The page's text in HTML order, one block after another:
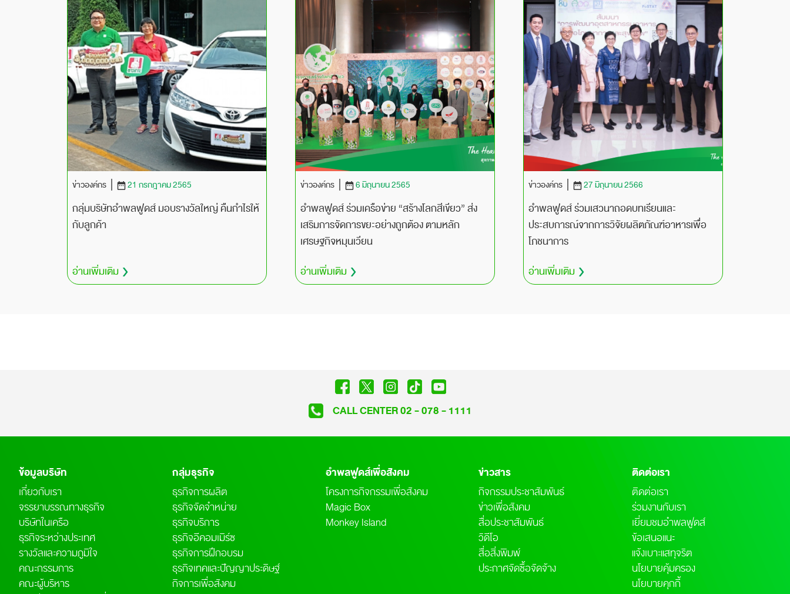
ข่าวองค์กร 21 กรกฎาคม 2565
กลุ่มบริษัทอำพลฟูดส์ มอบรางวัลใหญ่ คืนกำไรให้
กับลูกค้า
อ่านเพิ่มเติม
ข่าวองค์กร 6 มิถุนายน 2565
อำพลฟูดส์ ร่วมเครือข่าย “สร้างโลกสีเขียว” ส่ง
เสริมการจัดการขยะอย่างถูกต้อง ตามหลัก
เศรษฐกิจหมุนเวียน
อ่านเพิ่มเติม
ข่าวองค์กร 27 มิถุนายน 2566
อำพลฟูดส์ ร่วมเสวนาถอดบทเรียนและ
ประสบการณ์จากการวิจัยผลิตภัณฑ์อาหารเพื่อ
โภชนาการ
อ่านเพิ่มเติม
CALL CENTER 02 - 078 - 1111
ข้อมูลบริษัท
เกี่ยวกับเรา
จรรยาบรรณทางธุรกิจ
บริษัทในเครือ
ธุรกิจระหว่างประเทศ
รางวัลและความภูมิใจ
คณะกรรมการ
คณะผู้บริหาร
กลุ่มธุรกิจ
ธุรกิจการผลิต
ธุรกิจจัดจำหน่าย
ธุรกิจบริการ
ธุรกิจอีคอมเมิร์ซ
ธุรกิจการฝึกอบรม
ธุรกิจเทคและปัญญาประดิษฐ์
กิจการเพื่อสังคม
อำพลฟูดส์เพื่อสังคม
โครงการกิจกรรมเพื่อสังคม
Magic Box
Monkey Island
ข่าวสาร
กิจกรรมประชาสัมพันธ์
ข่าวเพื่อสังคม
สื่อประชาสัมพันธ์
วิดีโอ
สื่อสิ่งพิมพ์
ประกาศจัดซื้อจัดจ้าง
ติดต่อเรา
ติดต่อเรา
ร่วมงานกับเรา
เยี่ยมชมอำพลฟูดส์
ข้อเสนอแนะ
แจ้งเบาะแสทุจริต
นโยบายคุ้มครอง
นโยบายคุกกี้